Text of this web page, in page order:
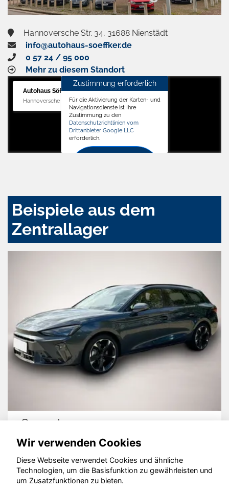
Hannoversche Str. 34, 31688 Nienstädt
info@autohaus-soeffker.de
0 57 24 / 95 000
Mehr zu diesem Standort
Autohaus Söffker GmbH
Hannoversche Str. 34, 31688 Nienstädt
Zustimmung erforderlich
Für die Aktivierung der Karten- und
Navigationsdienste ist Ihre
Zustimmung zu den
Datenschutzrichtlinien vom
Drittanbieter Google LLC
erforderlich.
Beispiele aus dem
Zentrallager
Cupra Leon
© konjunkturmotor.de GmbH 2020 - 2026
Wir verwenden Cookies
Diese Webseite verwendet Cookies und ähnliche
Technologien, um die Basisfunktion zu gewährleisten und
um Zusatzfunktionen zu bieten.